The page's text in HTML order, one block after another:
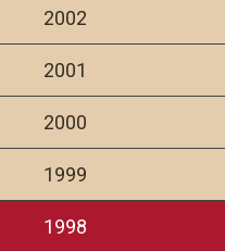
2002
2001
2000
1999
1998